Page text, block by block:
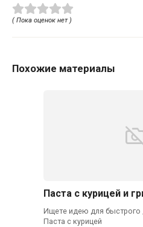
( Пока оценок нет )
Похожие материалы
Паста с курицей и
Ищете идею для быстрого
Паста с курицей